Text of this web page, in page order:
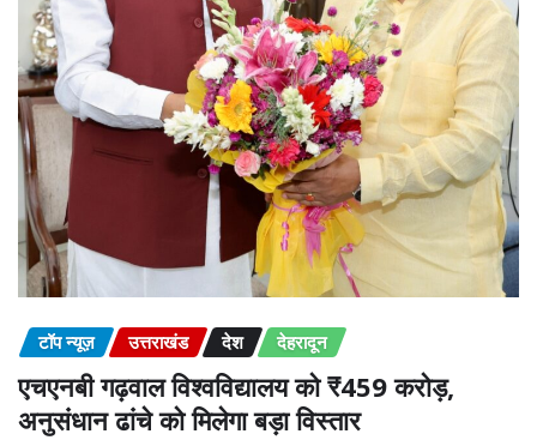
टॉप न्यूज़ उत्तराखंड देश देहरादून
एचएनबी गढ़वाल विश्वविद्यालय को ₹459 करोड़,
अनुसंधान ढांचे को मिलेगा बड़ा विस्तार